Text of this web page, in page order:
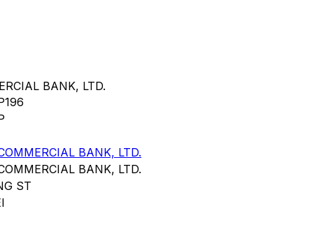
BANK, LTD.
BANK, LTD.
BANK, LTD.
ST